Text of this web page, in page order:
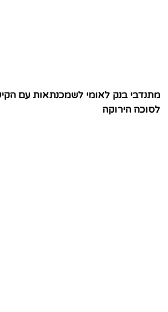
מתנדבי בנק לאומי לשמכנתאות עם
לסוכה הירוקה